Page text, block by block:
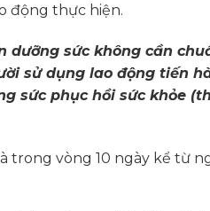
động thực hiện.
dưỡng sức không cần
sử dụng lao động tiến
sức phục hồi sức khỏe
trong vòng 10 ngày kể từ